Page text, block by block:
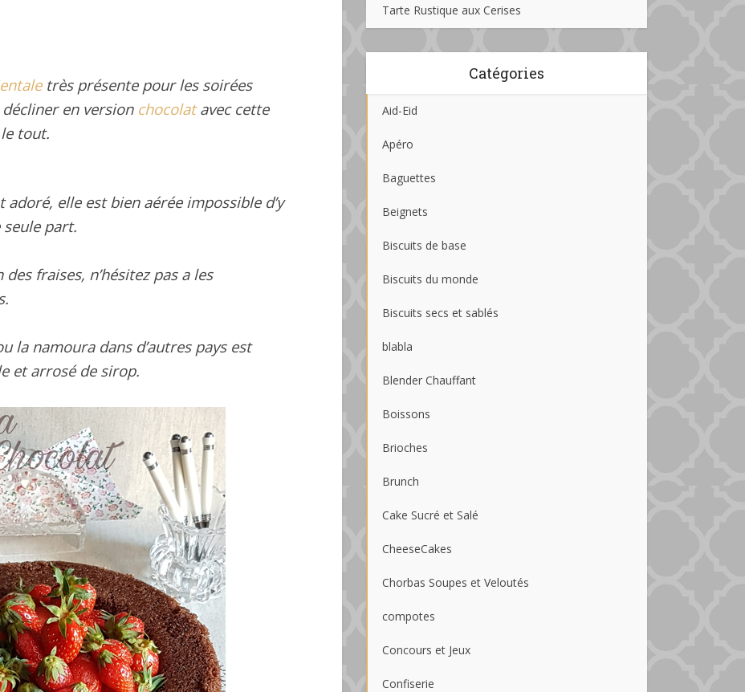
très présente pour les soirées
décliner en version chocolatavec cette
tout.
elle est bien aérée impossible d’y
seule part.
fraises, n’hésitez pas a les
la namoura dans d’autres pays est
et arrosé de sirop.
Tarte Rustique aux Cerises
Catégories
Aid-Eid
Apéro
Baguettes
Beignets
Biscuits de base
Biscuits du monde
Biscuits secs et sablés
blabla
Blender Chauffant
Boissons
Brioches
Brunch
Cake Sucré et Salé
CheeseCakes
Chorbas Soupes et Veloutés
compotes
Concours et Jeux
Confiserie